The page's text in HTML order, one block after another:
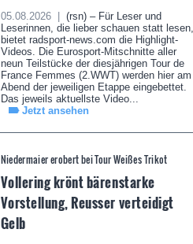
05.08.2026 |
(rsn) – Für Leser und
Leserinnen, die lieber schauen statt lesen,
bietet radsport-news.com die Highlight-
Videos. Die Eurosport-Mitschnitte aller
neun Teilstücke der diesjährigen Tour de
France Femmes (2.WWT) werden hier am
Abend der jeweiligen Etappe eingebettet.
Das jeweils aktuellste Video...
Jetzt ansehen
Niedermaier erobert bei Tour Weißes Trikot
Vollering krönt bärenstarke
Vorstellung, Reusser verteidigt
Gelb